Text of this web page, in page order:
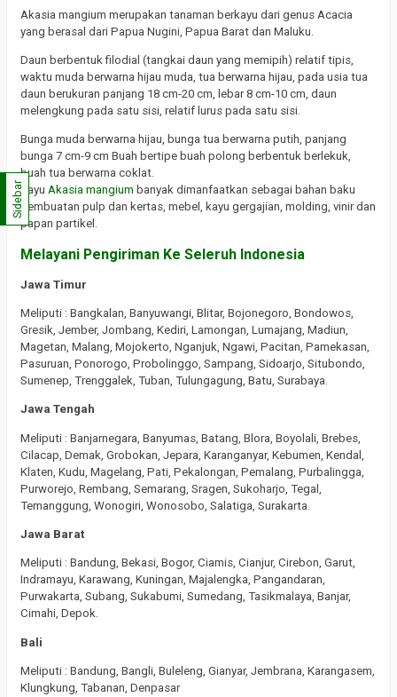
Akasia mangium merupakan tanaman berkayu dari genus Acacia
yang berasal dari Papua Nugini, Papua Barat dan Maluku.
Daun berbentuk filodial (tangkai daun yang memipih) relatif tipis,
waktu muda berwarna hijau muda, tua berwarna hijau, pada usia tua
daun berukuran panjang 18 cm-20 cm, lebar 8 cm-10 cm, daun
melengkung pada satu sisi, relatif lurus pada satu sisi.
Bunga muda berwarna hijau, bunga tua berwarna putih, panjang
bunga 7 cm-9 cm Buah bertipe buah polong berbentuk berlekuk,
buah tua berwarna coklat.
Kayu Akasia mangium banyak dimanfaatkan sebagai bahan baku
pembuatan pulp dan kertas, mebel, kayu gergajian, molding, vinir dan
papan partikel.
Melayani Pengiriman Ke Seleruh Indonesia
Jawa Timur
Meliputi : Bangkalan, Banyuwangi, Blitar, Bojonegoro, Bondowos,
Gresik, Jember, Jombang, Kediri, Lamongan, Lumajang, Madiun,
Magetan, Malang, Mojokerto, Nganjuk, Ngawi, Pacitan, Pamekasan,
Pasuruan, Ponorogo, Probolinggo, Sampang, Sidoarjo, Situbondo,
Sumenep, Trenggalek, Tuban, Tulungagung, Batu, Surabaya.
Jawa Tengah
Meliputi : Banjarnegara, Banyumas, Batang, Blora, Boyolali, Brebes,
Cilacap, Demak, Grobokan, Jepara, Karanganyar, Kebumen, Kendal,
Klaten, Kudu, Magelang, Pati, Pekalongan, Pemalang, Purbalingga,
Purworejo, Rembang, Semarang, Sragen, Sukoharjo, Tegal,
Temanggung, Wonogiri, Wonosobo, Salatiga, Surakarta.
Jawa Barat
Meliputi : Bandung, Bekasi, Bogor, Ciamis, Cianjur, Cirebon, Garut,
Indramayu, Karawang, Kuningan, Majalengka, Pangandaran,
Purwakarta, Subang, Sukabumi, Sumedang, Tasikmalaya, Banjar,
Cimahi, Depok.
Bali
Meliputi : Bandung, Bangli, Buleleng, Gianyar, Jembrana, Karangasem,
Klungkung, Tabanan, Denpasar
Sidebar